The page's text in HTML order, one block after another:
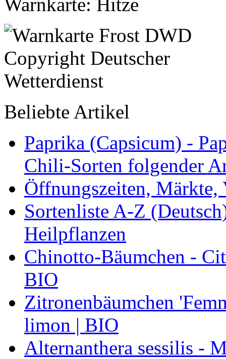
Beliebte Artikel
Paprika (Capsicum) -
Chili-Sorten folgender
Öffnungszeiten, Märkte,
Sortenliste A-Z
Heilpflanzen
Chinotto-Bäumchen -
BIO
Zitronenbäumchen
limon | BIO
Alternanthera sessilis -